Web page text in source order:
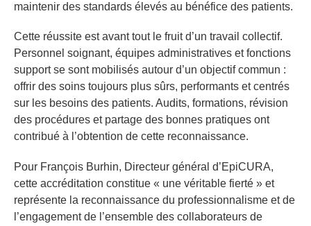
maintenir des standards élevés au bénéfice des patients.
Cette réussite est avant tout le fruit d’un travail collectif.
Personnel soignant, équipes administratives et fonctions
support se sont mobilisés autour d’un objectif commun :
offrir des soins toujours plus sûrs, performants et centrés
sur les besoins des patients. Audits, formations, révision
des procédures et partage des bonnes pratiques ont
contribué à l’obtention de cette reconnaissance.
Pour François Burhin, Directeur général d’EpiCURA,
cette accréditation constitue « une véritable fierté » et
représente la reconnaissance du professionnalisme et de
l’engagement de l’ensemble des collaborateurs de